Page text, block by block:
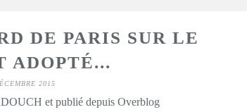
DE PARIS SUR LE
ADOPTÉ...
2015
et publié depuis Overblog